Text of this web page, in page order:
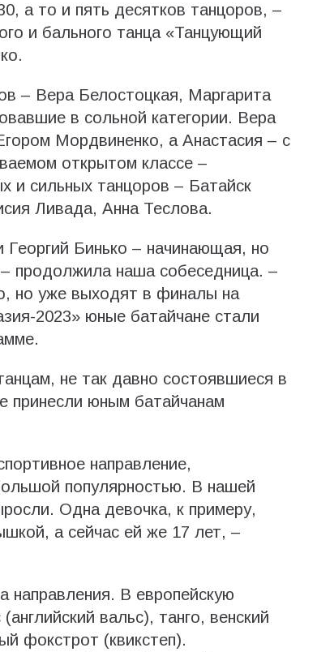
а то и пять десятков танцоров, –
и бального танца «Танцующий
– Вера Белостоцкая, Маргарита
в сольной категории. Вера
Мордвиненко, а Анастасия – с
открытом классе –
и сильных танцоров – Батайск
Ливада, Анна Теслова.
Бинько – начинающая, но
продолжила наша собеседница. –
но уже выходят в финалы на
2023» юные батайчане стали
не так давно состоявшиеся в
принесли юным батайчанам
направление,
популярностью. В нашей
Одна девочка, к примеру,
а сейчас ей же 17 лет, –
направления. В европейскую
вальс), танго, венский
фокстрот (квикстеп).